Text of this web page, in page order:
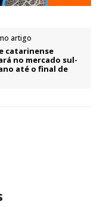
artigo
catarinense
no mercado sul-
até o final de